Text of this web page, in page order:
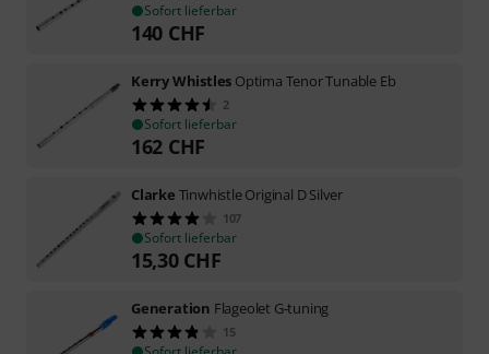
Sofort lieferbar
140 CHF
Kerry Whistles Optima Tenor Tunable Eb
2
Sofort lieferbar
162 CHF
Clarke Tinwhistle Original D Silver
107
Sofort lieferbar
15,30 CHF
Generation Flageolet G-tuning
15